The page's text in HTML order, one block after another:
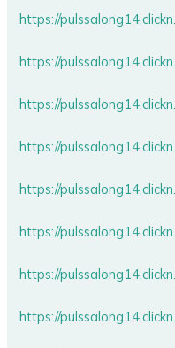
https://
https://
https://
https://
https://
https://
https://
https://